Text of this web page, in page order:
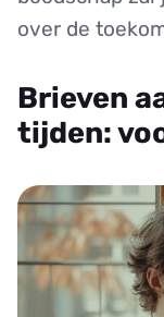
over de
Brieven
tijden: